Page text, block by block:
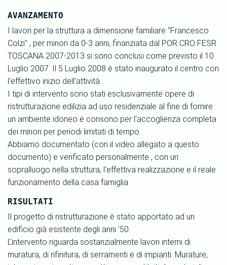
AVANZAMENTO
I lavori per la struttura a dimensione familiare "Francesco
Colzi" , per minori da 0-3 anni, finanziata dal POR CRO FESR
TOSCANA 2007-2013 si sono conclusi come previsto il 10
Luglio 2007. Il 5 Luglio 2008 è stato inaugurato il centro con
l'effettivo inizio dell'attività .
I tipi di intervento sono stati esclusivamente opere di
ristrutturazione edilizia ad uso residenziale al fine di fornire
un ambiente idoneo e consono per l'accoglienza completa
dei minori per periodi limitati di tempo.
Abbiamo documentato (con il video allegato a questo
documento) e verificato personalmente , con un
sopralluogo nella struttura, l'effettiva realizzazione e il reale
funzionamento della casa famiglia.
RISULTATI
Il progetto di ristrutturazione è stato apportato ad un
edificio già esistente degli anni '50.
L'intervento riguarda sostanzialmente lavori interni di
muratura, di rifinitura, di serramenti e di impianti. Murature,